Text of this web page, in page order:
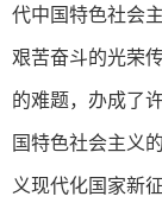
代中国特色社会
艰苦奋斗的光荣
的难题，办成了
国特色社会主义
义现代化国家新征